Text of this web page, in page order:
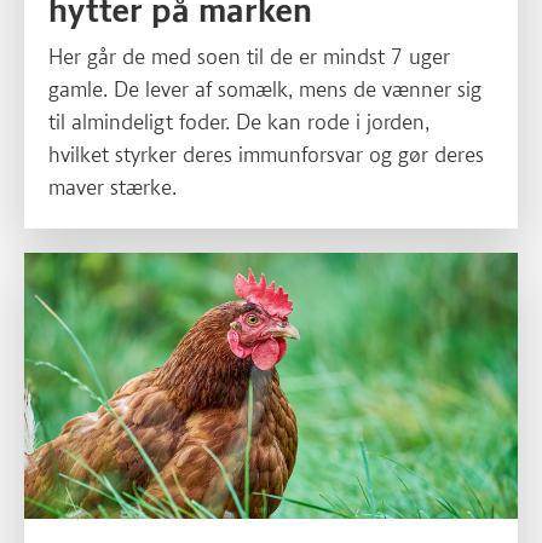
hytter på marken
Her går de med soen til de er mindst 7 uger
gamle. De lever af somælk, mens de vænner sig
til almindeligt foder. De kan rode i jorden,
hvilket styrker deres immunforsvar og gør deres
maver stærke.